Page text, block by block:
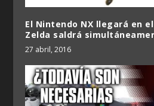
El Nintendo NX llegará en
Zelda saldrá
27 abril, 2016